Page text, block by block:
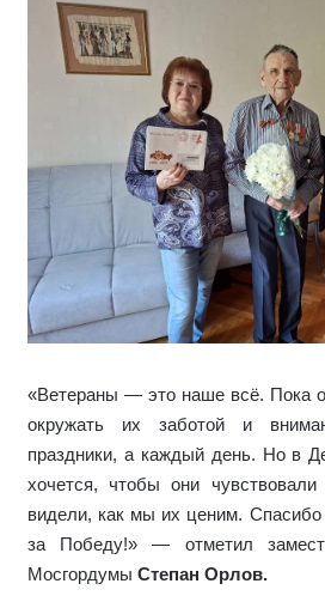
«Ветераны — это наше всё. Пока
окружать их заботой и
праздники, а каждый день. Но в
хочется, чтобы они чувствовали
видели, как мы их ценим.
за Победу!» — отметил
Мосгордумы Степан Орлов.